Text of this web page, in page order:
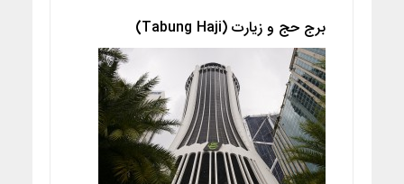
برج حج و زیارت (Tabung Haji)